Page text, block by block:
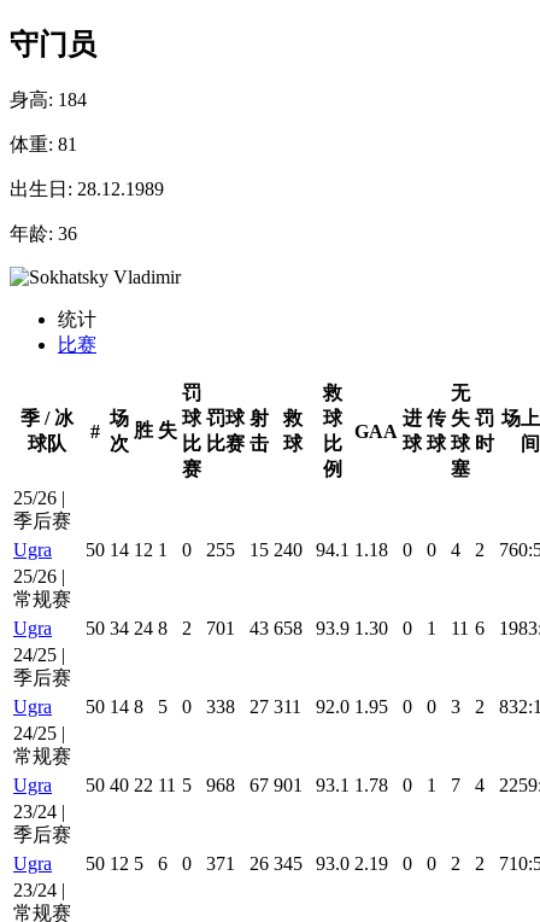
守门员
身高: 184
体重: 81
出生日: 28.12.1989
年龄: 36
统计
比赛
季 / 冰
球队
#
场
次
胜 失
罚
球
比
赛
罚球
比赛
射
击
救
球
救
球
比
例
GAA
进
球
传
球
无
失
球
塞
罚
时
场
间
25/26 |
季后赛
Ugra
50 14 12 1 0 255 15 240 94.1 1.18 0 0 4 2
25/26 |
常规赛
Ugra
50 34 24 8 2 701 43 658 93.9 1.30 0 1 11 6
24/25 |
季后赛
Ugra
50 14 8 5 0 338 27 311 92.0 1.95 0 0 3 2
24/25 |
常规赛
Ugra
50 40 22 11 5 968 67 901 93.1 1.78 0 1 7 4
23/24 |
季后赛
Ugra
50 12 5 6 0 371 26 345 93.0 2.19 0 0 2 2
23/24 |
常规赛